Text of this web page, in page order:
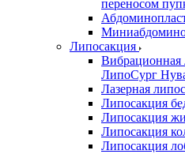
переносом
Липосакция
Вибрационная
ЛипоСург
Лазерная
Липосакция
Липосакция
Липосакция
Липосакция